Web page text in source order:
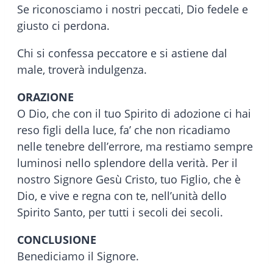
Se riconosciamo i nostri peccati, Dio fedele e
giusto ci perdona.
Chi si confessa peccatore e si astiene dal
male, troverà indulgenza.
ORAZIONE
O Dio, che con il tuo Spirito di adozione ci hai
reso figli della luce, fa’ che non ricadiamo
nelle tenebre dell’errore, ma restiamo sempre
luminosi nello splendore della verità. Per il
nostro Signore Gesù Cristo, tuo Figlio, che è
Dio, e vive e regna con te, nell’unità dello
Spirito Santo, per tutti i secoli dei secoli.
CONCLUSIONE
Benediciamo il Signore.